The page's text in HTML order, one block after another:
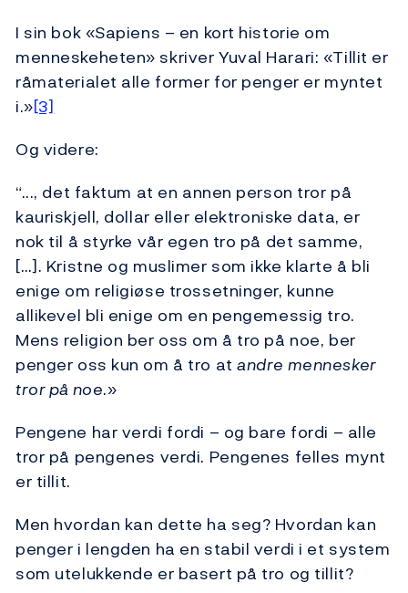
I sin bok «Sapiens – en kort historie om
menneskeheten» skriver Yuval Harari: «Tillit er
råmaterialet alle former for penger er myntet
i.»[3]
Og videre:
“..., det faktum at en annen person tror på
kauriskjell, dollar eller elektroniske data, er
nok til å styrke vår egen tro på det samme,
[…]. Kristne og muslimer som ikke klarte å bli
enige om religiøse trossetninger, kunne
allikevel bli enige om en pengemessig tro.
Mens religion ber oss om å tro på noe, ber
penger oss kun om å tro atandre mennesker
tror på noe.»
Pengene har verdi fordi – og bare fordi – alle
tror på pengenes verdi. Pengenes felles mynt
er tillit.
Men hvordan kan dette ha seg? Hvordan kan
penger i lengden ha en stabil verdi i et system
som utelukkende er basert på tro og tillit?